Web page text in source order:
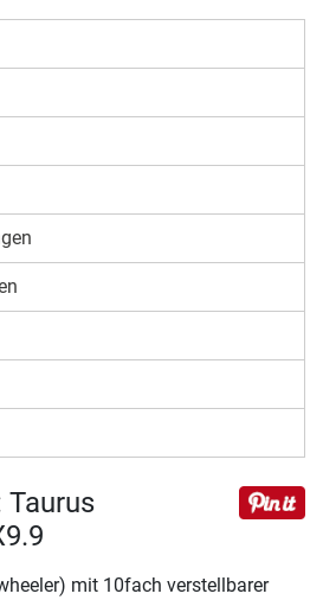
mit 10fach verstellbarer